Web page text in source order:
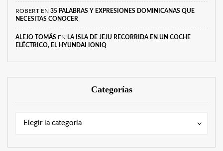
ROBERT EN 35 PALABRAS Y EXPRESIONES DOMINICANAS QUE
NECESITAS CONOCER
ALEJO TOMÁS EN LA ISLA DE JEJU RECORRIDA EN UN COCHE
ELÉCTRICO, EL HYUNDAI IONIQ
Categorías
Elegir la categoría
Categorías